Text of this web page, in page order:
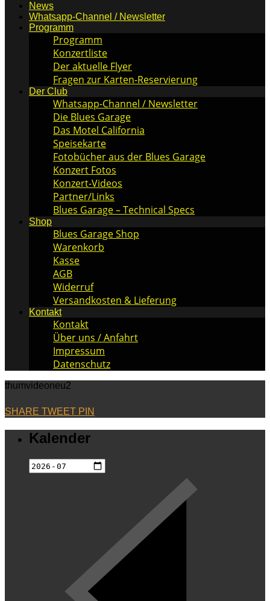
News
Whatsapp-Channel / Newsletter
Programm
Programm
Konzertliste
Der aktuelle Flyer
Fragen zur Karten-Reservierung
Der Club
Whatsapp-Channel / Newsletter
Die Blues Garage
Das Motel California
Speisekarte
Fotobücher aus der Blues Garage
Konzert Fotos
Konzert-Videos
Partner/Links
Blues Garage – Technical Specs
Shop
Blues Garage Shop
Warenkorb
Kasse
AGB
Widerruf
Versandkosten & Lieferung
Kontakt
Kontakt
Über uns / Anfahrt
Impressum
Datenschutz
thumvideoneu2
SHARE TWEET PIN
Kalender